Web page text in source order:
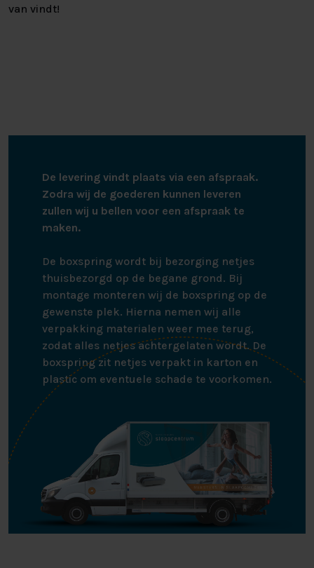
van vindt!
De levering vindt plaats via een afspraak.
Zodra wij de goederen kunnen leveren
zullen wij u bellen voor een afspraak te
maken.
De boxspring wordt bij bezorging netjes
thuisbezorgd op de begane grond. Bij
montage monteren wij de boxspring op de
gewenste plek. Hierna nemen wij alle
verpakking materialen weer mee terug,
zodat alles netjes achtergelaten wordt. De
boxspring zit netjes verpakt in karton en
plastic om eventuele schade te voorkomen.